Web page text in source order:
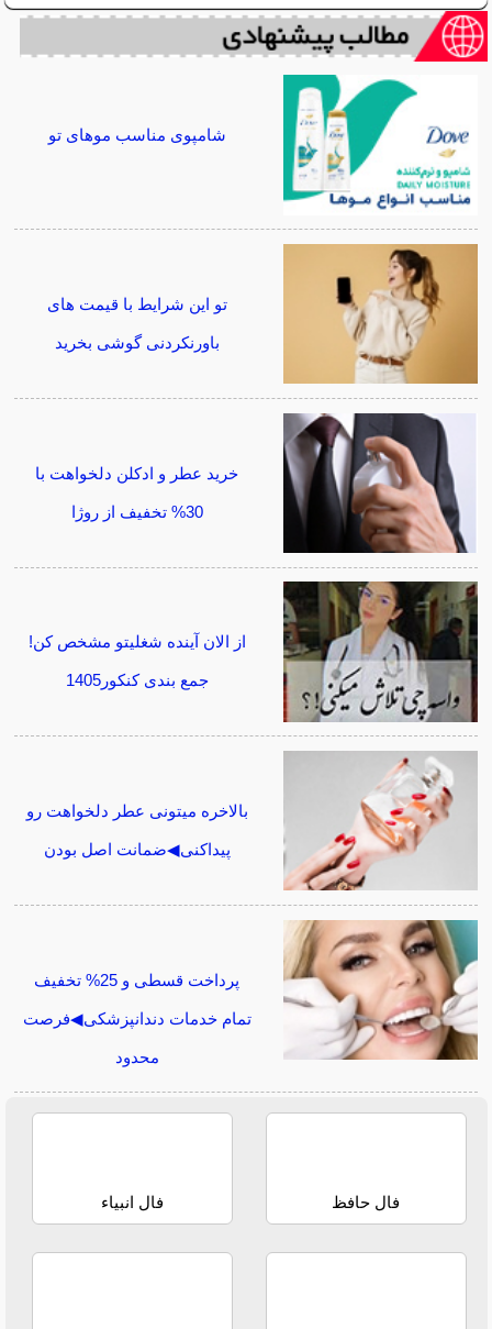
شامپوی مناسب موهای تو
تو این شرایط با قیمت های
باورنکردنی گوشی بخرید
خرید عطر و ادکلن دلخواهت با
30% تخفیف از روژا
از الان آینده شغلیتو مشخص کن!
جمع بندی کنکور1405
بالاخره میتونی عطر دلخواهت رو
پیداکنی◀ضمانت اصل بودن
پرداخت قسطی و 25% تخفیف
تمام خدمات دندانپزشکی◀فرصت
محدود
فال حافظ فال انبیاء